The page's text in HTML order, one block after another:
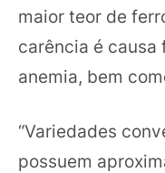
maior teor de
carência é causa
anemia, bem
“Variedades
possuem